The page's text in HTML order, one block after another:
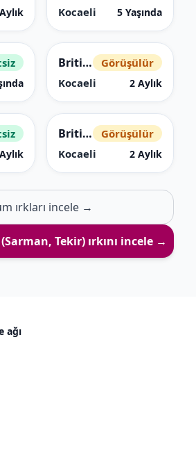
Kocaeli
5 Yaşında
British Shorthair
Görüşülür
Kocaeli
2 Aylık
British Longhair
Görüşülür
Kocaeli
2 Aylık
ırkları incele →
Tekir)ırkını incele →
ağı